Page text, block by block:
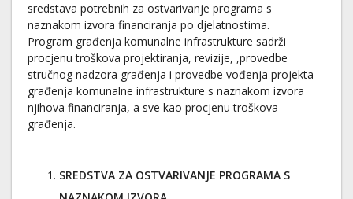
sredstava potrebnih za ostvarivanje programa s
naznakom izvora financiranja po djelatnostima.
Program građenja komunalne infrastrukture sadrži
procjenu troškova projektiranja, revizije, ,provedbe
stručnog nadzora građenja i provedbe vođenja projekta
građenja komunalne infrastrukture s naznakom izvora
njihova financiranja, a sve kao procjenu troškova
građenja.
SREDSTVA ZA OSTVARIVANJE PROGRAMA S